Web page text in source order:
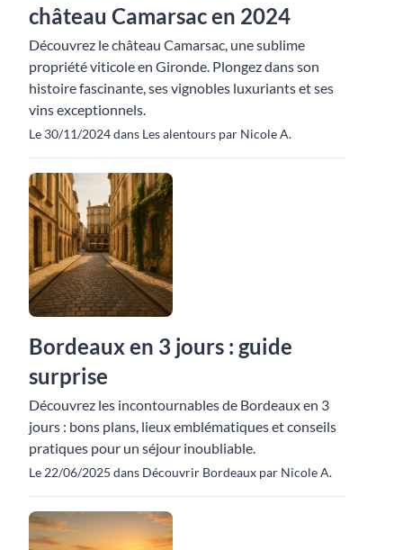
château Camarsac en 2024
Découvrez le château Camarsac, une sublime
propriété viticole en Gironde. Plongez dans son
histoire fascinante, ses vignobles luxuriants et ses
vins exceptionnels.
Le 30/11/2024 dans Les alentours par Nicole A.
Bordeaux en 3 jours : guide
surprise
Découvrez les incontournables de Bordeaux en 3
jours : bons plans, lieux emblématiques et conseils
pratiques pour un séjour inoubliable.
Le 22/06/2025 dans Découvrir Bordeaux par Nicole A.